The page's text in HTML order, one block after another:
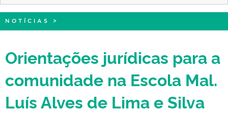
INTERNACIONAL
OUVIDORIA
TELEFONES
NOTÍCIAS >
Orientações jurídicas para a
comunidade na Escola Mal.
Luís Alves de Lima e Silva